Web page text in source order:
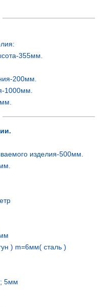
355мм.
200мм.
1000мм.
изделия-500мм.
) m=6мм( сталь )
5мм